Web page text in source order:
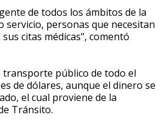
de todos los ámbitos de la
servicio, personas que necesitan
citas médicas", comentó
transporte público de todo el
de dólares, aunque el dinero se
el cual proviene de la
Tránsito.